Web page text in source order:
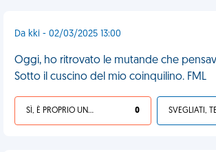
Da kki - 02/03/2025 13:00
Oggi, ho ritrovato le mutande che
Sotto il cuscino del mio coinquilino. FML
SÌ, È PROPRIO UNA VDM! 0